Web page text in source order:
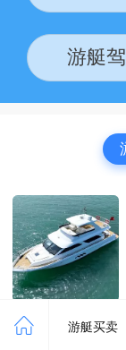
游艇
游艇买卖